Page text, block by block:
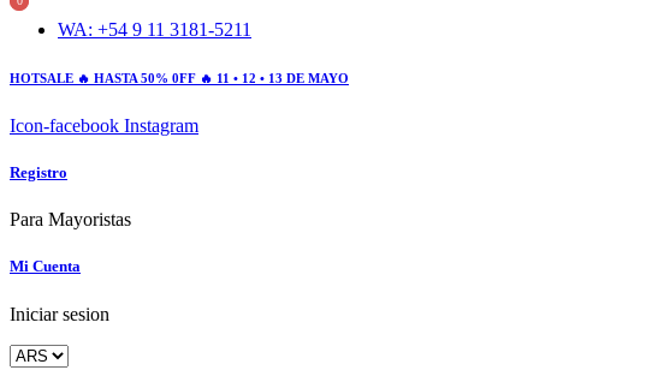
contenido
WA: +54 9 11 3181-5211
HOTSALE 🔥 HASTA 50% 0FF 🔥 11 • 12 • 13 DE MAYO
Icon-facebook Instagram
Registro
Para Mayoristas
Mi Cuenta
Iniciar sesion